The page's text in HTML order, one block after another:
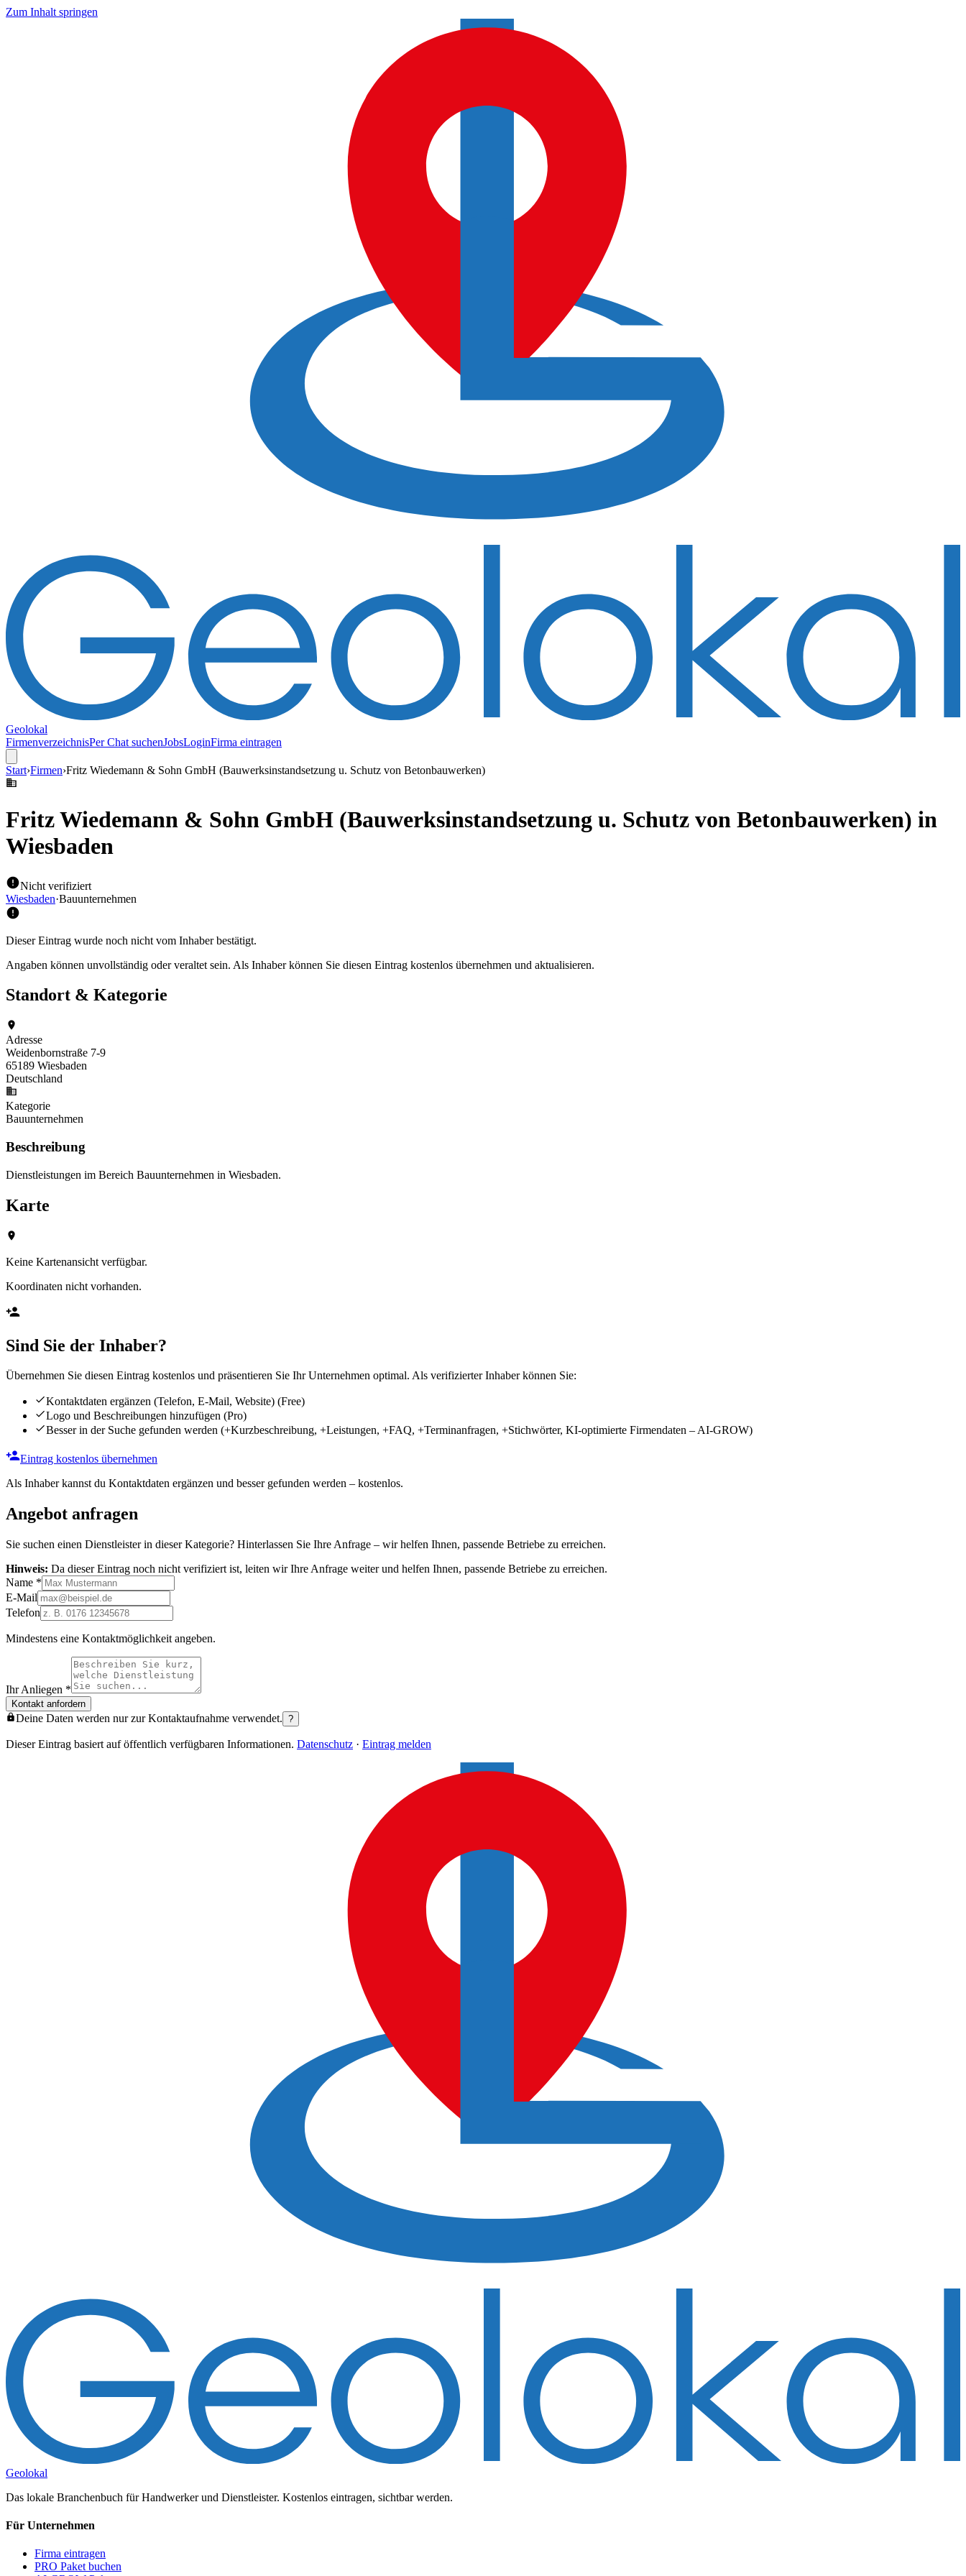
Zum Inhalt springen
Geolokal
FirmenverzeichnisPer Chat suchenJobsLoginFirma eintragen
Start›Firmen›Fritz Wiedemann & Sohn GmbH (Bauwerksinstandsetzung u. Schutz von Betonbauwerken)
Fritz Wiedemann & Sohn GmbH (Bauwerksinstandsetzung u. Schutz von Betonbauwerken) in
Wiesbaden
Nicht verifiziert
Wiesbaden·Bauunternehmen
Dieser Eintrag wurde noch nicht vom Inhaber bestätigt.
Angaben können unvollständig oder veraltet sein. Als Inhaber können Sie diesen Eintrag kostenlos übernehmen und aktualisieren.
Standort & Kategorie
Adresse
Weidenbornstraße 7-9
65189 Wiesbaden
Deutschland
Kategorie
Bauunternehmen
Beschreibung
Dienstleistungen im Bereich Bauunternehmen in Wiesbaden.
Karte
Keine Kartenansicht verfügbar.
Koordinaten nicht vorhanden.
Sind Sie der Inhaber?
Übernehmen Sie diesen Eintrag kostenlos und präsentieren Sie Ihr Unternehmen optimal. Als verifizierter Inhaber können Sie:
Kontaktdaten ergänzen (Telefon, E-Mail, Website) (Free)
Logo und Beschreibungen hinzufügen (Pro)
Besser in der Suche gefunden werden (+Kurzbeschreibung, +Leistungen, +FAQ, +Terminanfragen, +Stichwörter, KI-optimierte Firmendaten – AI-GROW)
Eintrag kostenlos übernehmen
Als Inhaber kannst du Kontaktdaten ergänzen und besser gefunden werden – kostenlos.
Angebot anfragen
Sie suchen einen Dienstleister in dieser Kategorie? Hinterlassen Sie Ihre Anfrage – wir helfen Ihnen, passende Betriebe zu erreichen.
Hinweis: Da dieser Eintrag noch nicht verifiziert ist, leiten wir Ihre Anfrage weiter und helfen Ihnen, passende Betriebe zu erreichen.
Name *
E-Mail
Telefon
Mindestens eine Kontaktmöglichkeit angeben.
Ihr Anliegen *
Kontakt anfordern
Deine Daten werden nur zur Kontaktaufnahme verwendet. ?
Dieser Eintrag basiert auf öffentlich verfügbaren Informationen. Datenschutz · Eintrag melden
Geolokal
Das lokale Branchenbuch für Handwerker und Dienstleister. Kostenlos eintragen, sichtbar werden.
Für Unternehmen
Firma eintragen
PRO Paket buchen